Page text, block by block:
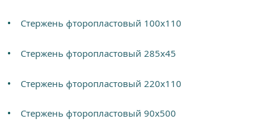
Стержень фторопластовый 100х110
Стержень фторопластовый 285х45
Стержень фторопластовый 220х110
Стержень фторопластовый 90х500